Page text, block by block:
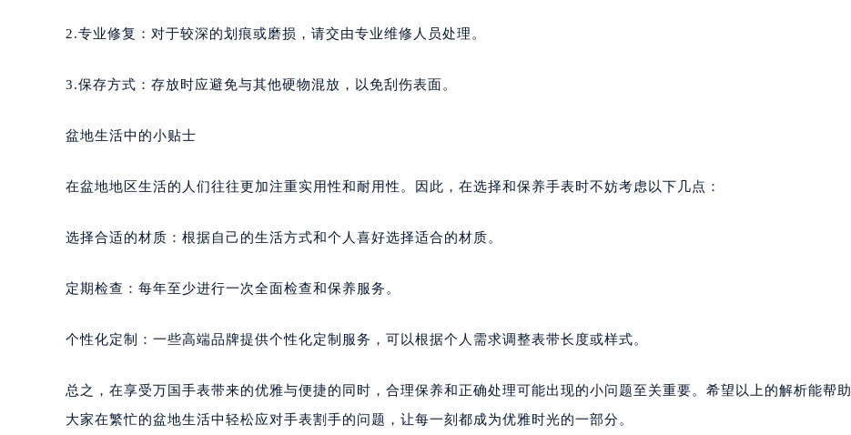
2.专业修复：对于较深的划痕或磨损，请交由专业维修人员处理。
3.保存方式：存放时应避免与其他硬物混放，以免刮伤表面。
盆地生活中的小贴士
在盆地地区生活的人们往往更加注重实用性和耐用性。因此，在选择和保养手表时不妨考虑以下几点：
选择合适的材质：根据自己的生活方式和个人喜好选择适合的材质。
定期检查：每年至少进行一次全面检查和保养服务。
个性化定制：一些高端品牌提供个性化定制服务，可以根据个人需求调整表带长度或样式。
总之，在享受万国手表带来的优雅与便捷的同时，合理保养和正确处理可能出现的小问题至关重要。希望以上的解析能帮助
大家在繁忙的盆地生活中轻松应对手表割手的问题，让每一刻都成为优雅时光的一部分。